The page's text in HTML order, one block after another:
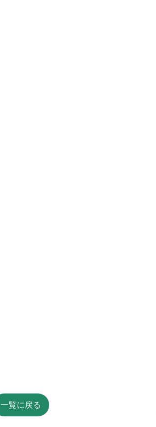
一覧に戻る